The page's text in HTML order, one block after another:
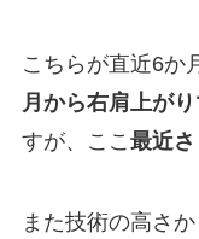
こちらが直近6か
月から右肩上が
すが、ここ 最近
また技術の高さ